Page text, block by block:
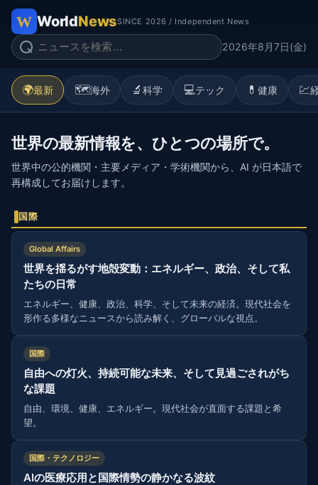
WorldNewsSINCE 2026 / Independent News
2026年8月7日(金)
🌍最新 🗺️海外 🔬 科学 💻テック 💊 健康 💹
世界の最新情報を、ひとつの場所で。
世界中の公的機関・主要メディア・学術機関から、AI が日本語で
再構成してお届けします。
国際
Global Affairs
世界を揺るがす地殻変動：エネルギー、政治、そして私
たちの日常
エネルギー、健康、政治、科学、そして未来の経済。現代社会を
形作る多様なニュースから読み解く、グローバルな視点。
国際
自由への灯火、持続可能な未来、そして見過ごされがち
な課題
自由、環境、健康、エネルギー。現代社会が直面する課題と希
望。
国際・テクノロジー
AIの医療応用と国際情勢の静かなる波紋